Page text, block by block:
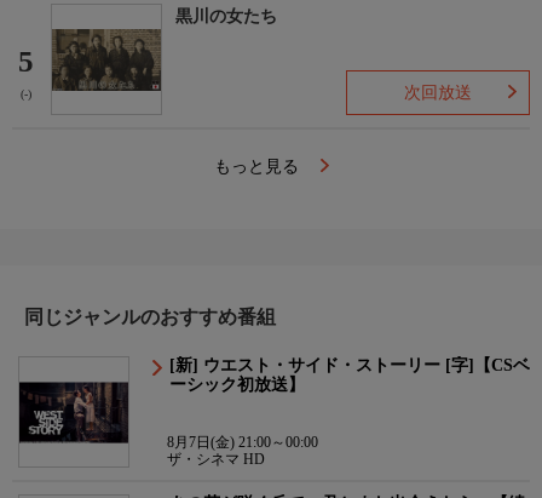
5
(-)
黒川の女たち
次回放送
もっと見る
同じジャンルのおすすめ番組
[新] ウエスト・サイド・ストーリー [字]【CSベ
ーシック初放送】
8月7日(金) 21:00～00:00
ザ・シネマ HD